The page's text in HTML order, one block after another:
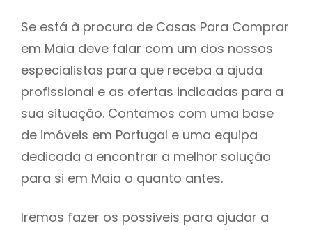
Se está à procura de Casas Para Comprar
em Maia deve falar com um dos nossos
especialistas para que receba a ajuda
profissional e as ofertas indicadas para a
sua situação. Contamos com uma base
de imóveis em Portugal e uma equipa
dedicada a encontrar a melhor solução
para si em Maia o quanto antes.
Iremos fazer os possiveis para ajudar a